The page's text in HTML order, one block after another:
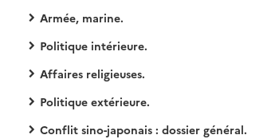
Armée, marine.
Politique intérieure.
Affaires religieuses.
Politique extérieure.
Conflit sino-japonais : dossier général.